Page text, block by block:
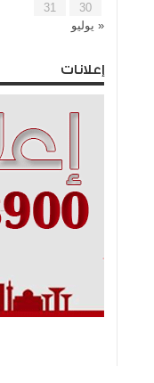
30
31
« يوليو
إعلانات